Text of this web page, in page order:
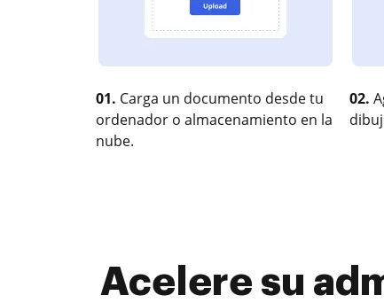
01. Carga un documento desde tu
ordenador o almacenamiento en la
nube.
02.
Acelere su